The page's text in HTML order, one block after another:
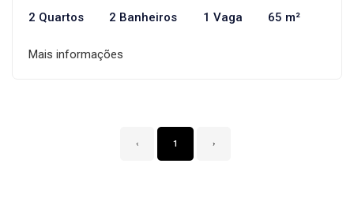
2 Quartos 2 Banheiros 1 Vaga 65 m²
Mais informações
‹ 1 ›